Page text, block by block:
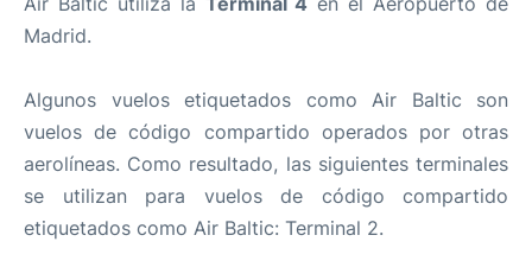
Madrid.
Algunos vuelos etiquetados como Air Baltic son
vuelos de código compartido operados por otras
aerolíneas. Como resultado, las siguientes terminales
se utilizan para vuelos de código compartido
etiquetados como Air Baltic: Terminal 2.